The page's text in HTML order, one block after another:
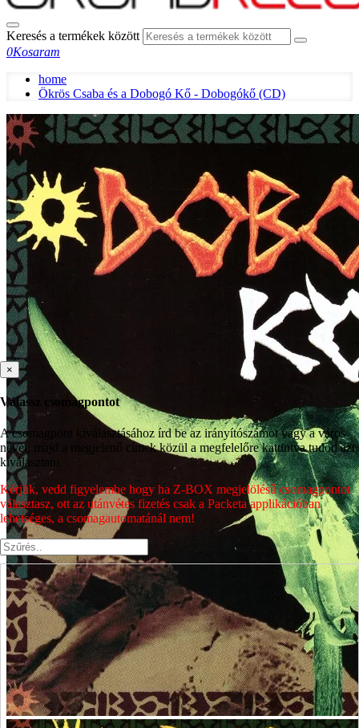
Keresés a termékek között
0Kosaram
home
Ökrös Csaba és a Dobogó Kő - Dobogókő (CD)
×
Válassz csomagpontot
A csomagpont kiválasztásához írd be az irányítószámot vagy a város
nevét, majd a megjelenő címek közül a megfelelőre kattintva tudod azt
kiválasztani.
Kérjük, vedd figyelembe hogy ha Z-BOX megjelölésű csomagpontot
választasz, ott az utánvétes fizetés csak a Packeta applikációban
lehetséges, a csomagautomatánál nem!